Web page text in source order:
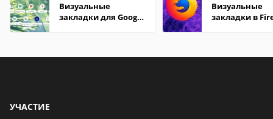
Визуальные
закладки для Google
Визуальные
закладки в
УЧАСТИЕ